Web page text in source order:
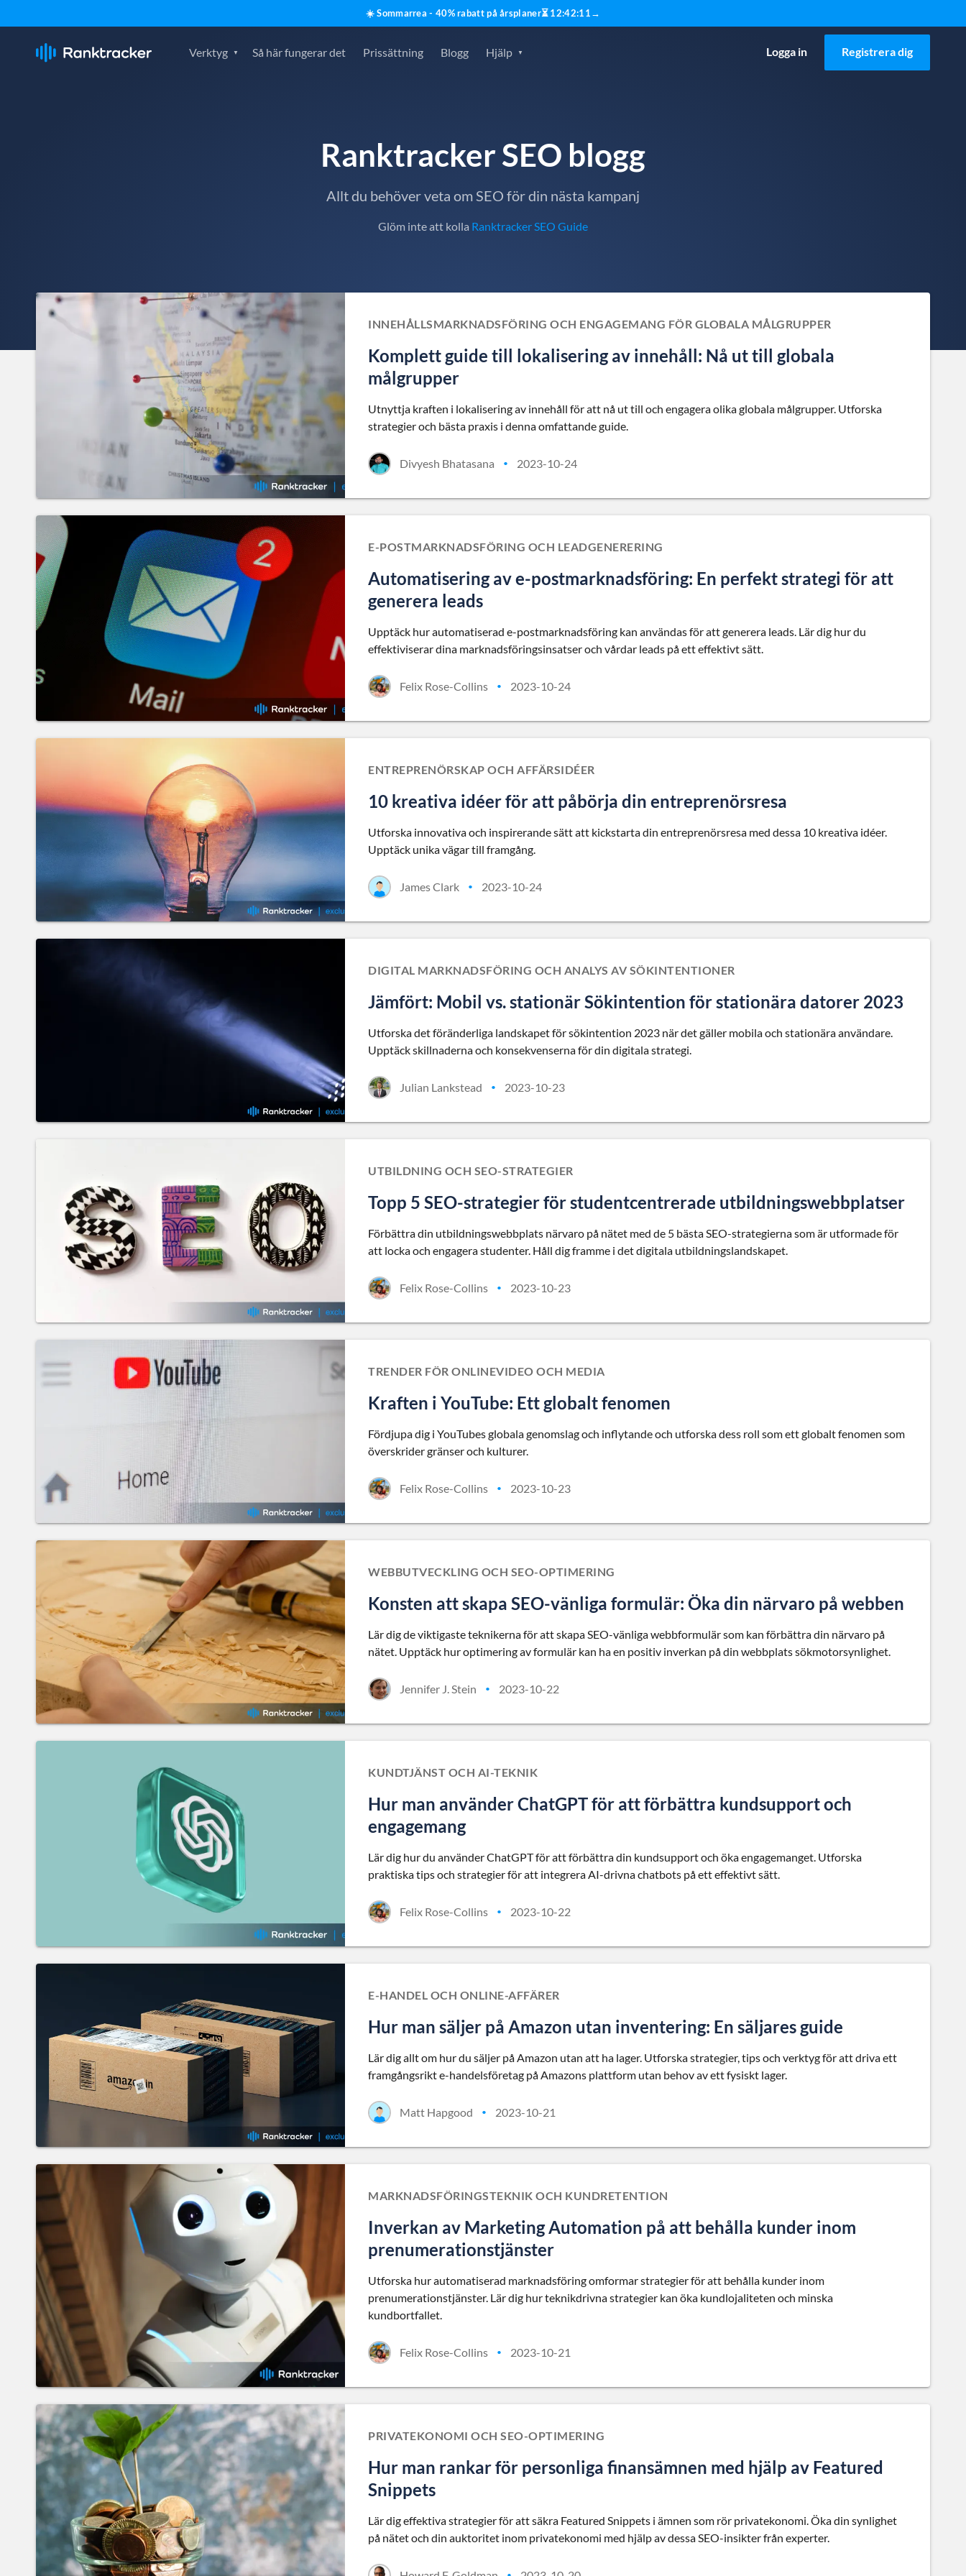
☀️ Sommarrea - 40% rabatt på årsplaner⏳12:42:10→
Verktyg Så här fungerar det Prissättning Blogg Hjälp Logga in Registrera dig
Ranktracker SEO blogg
Allt du behöver veta om SEO för din nästa kampanj
Glöm inte att kolla Ranktracker SEO Guide
INNEHÅLLSMARKNADSFÖRING OCH ENGAGEMANG FÖR GLOBALA MÅLGRUPPER
Komplett guide till lokalisering av innehåll: Nå ut till globala
målgrupper
Utnyttja kraften i lokalisering av innehåll för att nå ut till och engagera olika globala målgrupper. Utforska
strategier och bästa praxis i denna omfattande guide.
Divyesh Bhatasana • 2023-10-24
E-POSTMARKNADSFÖRING OCH LEADGENERERING
Automatisering av e-postmarknadsföring: En perfekt strategi för att
generera leads
Upptäck hur automatiserad e-postmarknadsföring kan användas för att generera leads. Lär dig hur du
effektiviserar dina marknadsföringsinsatser och vårdar leads på ett effektivt sätt.
Felix Rose-Collins • 2023-10-24
ENTREPRENÖRSKAP OCH AFFÄRSIDÉER
10 kreativa idéer för att påbörja din entreprenörsresa
Utforska innovativa och inspirerande sätt att kickstarta din entreprenörsresa med dessa 10 kreativa idéer.
Upptäck unika vägar till framgång.
James Clark • 2023-10-24
DIGITAL MARKNADSFÖRING OCH ANALYS AV SÖKINTENTIONER
Jämfört: Mobil vs. stationär Sökintention för stationära datorer 2023
Utforska det föränderliga landskapet för sökintention 2023 när det gäller mobila och stationära användare.
Upptäck skillnaderna och konsekvenserna för din digitala strategi.
Julian Lankstead • 2023-10-23
UTBILDNING OCH SEO-STRATEGIER
Topp 5 SEO-strategier för studentcentrerade utbildningswebbplatser
Förbättra din utbildningswebbplats närvaro på nätet med de 5 bästa SEO-strategierna som är utformade för
att locka och engagera studenter. Håll dig framme i det digitala utbildningslandskapet.
Felix Rose-Collins • 2023-10-23
TRENDER FÖR ONLINEVIDEO OCH MEDIA
Kraften i YouTube: Ett globalt fenomen
Fördjupa dig i YouTubes globala genomslag och inflytande och utforska dess roll som ett globalt fenomen som
överskrider gränser och kulturer.
Felix Rose-Collins • 2023-10-23
WEBBUTVECKLING OCH SEO-OPTIMERING
Konsten att skapa SEO-vänliga formulär: Öka din närvaro på webben
Lär dig de viktigaste teknikerna för att skapa SEO-vänliga webbformulär som kan förbättra din närvaro på
nätet. Upptäck hur optimering av formulär kan ha en positiv inverkan på din webbplats sökmotorsynlighet.
Jennifer J. Stein • 2023-10-22
KUNDTJÄNST OCH AI-TEKNIK
Hur man använder ChatGPT för att förbättra kundsupport och
engagemang
Lär dig hur du använder ChatGPT för att förbättra din kundsupport och öka engagemanget. Utforska
praktiska tips och strategier för att integrera AI-drivna chatbots på ett effektivt sätt.
Felix Rose-Collins • 2023-10-22
E-HANDEL OCH ONLINE-AFFÄRER
Hur man säljer på Amazon utan inventering: En säljares guide
Lär dig allt om hur du säljer på Amazon utan att ha lager. Utforska strategier, tips och verktyg för att driva ett
framgångsrikt e-handelsföretag på Amazons plattform utan behov av ett fysiskt lager.
Matt Hapgood • 2023-10-21
MARKNADSFÖRINGSTEKNIK OCH KUNDRETENTION
Inverkan av Marketing Automation på att behålla kunder inom
prenumerationstjänster
Utforska hur automatiserad marknadsföring omformar strategier för att behålla kunder inom
prenumerationstjänster. Lär dig hur teknikdrivna strategier kan öka kundlojaliteten och minska
kundbortfallet.
Felix Rose-Collins • 2023-10-21
PRIVATEKONOMI OCH SEO-OPTIMERING
Hur man rankar för personliga finansämnen med hjälp av Featured
Snippets
Lär dig effektiva strategier för att säkra Featured Snippets i ämnen som rör privatekonomi. Öka din synlighet
på nätet och din auktoritet inom privatekonomi med hjälp av dessa SEO-insikter från experter.